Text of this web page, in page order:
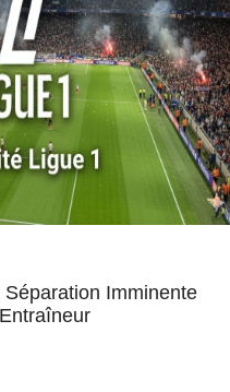
Imminente